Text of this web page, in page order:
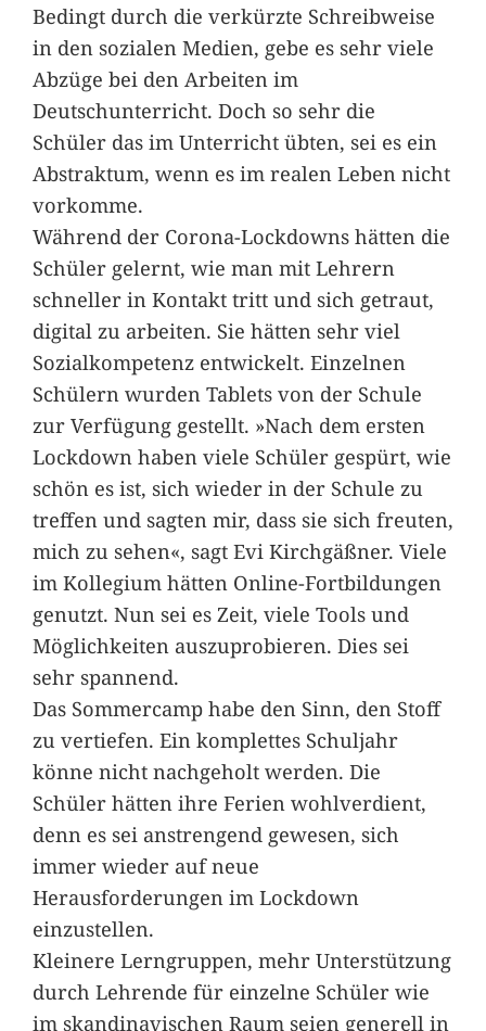
Bedingt durch die verkürzte Schreibweise
in den sozialen Medien, gebe es sehr viele
Abzüge bei den Arbeiten im
Deutschunterricht. Doch so sehr die
Schüler das im Unterricht übten, sei es ein
Abstraktum, wenn es im realen Leben nicht
vorkomme.
Während der Corona-Lockdowns hätten die
Schüler gelernt, wie man mit Lehrern
schneller in Kontakt tritt und sich getraut,
digital zu arbeiten. Sie hätten sehr viel
Sozialkompetenz entwickelt. Einzelnen
Schülern wurden Tablets von der Schule
zur Verfügung gestellt. »Nach dem ersten
Lockdown haben viele Schüler gespürt, wie
schön es ist, sich wieder in der Schule zu
treffen und sagten mir, dass sie sich freuten,
mich zu sehen«, sagt Evi Kirchgäßner. Viele
im Kollegium hätten Online-Fortbildungen
genutzt. Nun sei es Zeit, viele Tools und
Möglichkeiten auszuprobieren. Dies sei
sehr spannend.
Das Sommercamp habe den Sinn, den Stoff
zu vertiefen. Ein komplettes Schuljahr
könne nicht nachgeholt werden. Die
Schüler hätten ihre Ferien wohlverdient,
denn es sei anstrengend gewesen, sich
immer wieder auf neue
Herausforderungen im Lockdown
einzustellen.
Kleinere Lerngruppen, mehr Unterstützung
durch Lehrende für einzelne Schüler wie
im skandinavischen Raum seien generell in